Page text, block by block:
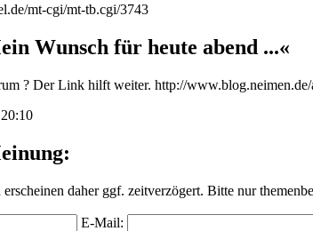
mt-cgi/mt-tb.cgi/3743
Wunsch für heute abend ...«
? Der Link hilft weiter. http://www.blog.neimen.de/
daher ggf. zeitverzögert. Bitte nur
E-Mail: